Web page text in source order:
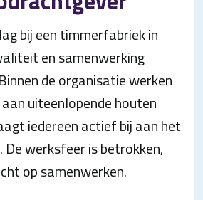
bij een timmerfabriek in
en samenwerking
de organisatie werken
uiteenlopende houten
iedereen actief bij aan het
werksfeer is betrokken,
op samenwerken.